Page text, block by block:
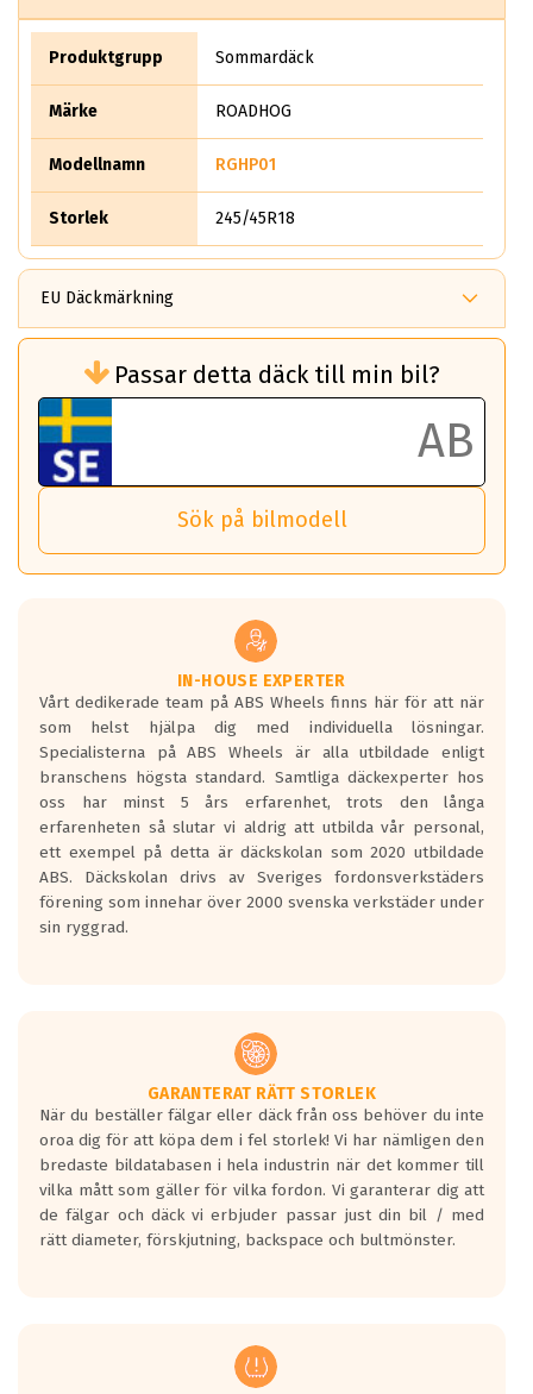
Produktgrupp Sommardäck
Märke ROADHOG
Modellnamn RGHP01
Storlek 245/45R18
EU Däckmärkning
bränsleförbrukningen)
Det ska vara en betygsskala från klass A
till G för rullmotstånd.
Ett klass A däck kommer ha 6,5% bättre
bränsleförbrukning än ett klass G däck.
Det betyder att om man kör 10,000 km,
så sparar man 50 liter bränsle med ett
vilken körstil du använder.
Våtgrepp egenskaper:
Betygsskalan är satt A till F. Där A påvisar
den kortaste bromssträckan och F är den
längsta.
Inga D eller G betyg delas ut för
personbilar och lätta lastbilar.
Betyget sätts efter ett test där däcken
skall bromsa in på en väg där det ligger
0.5-1.5 mm vatten.
I 80km/h kommer skillnaden på
Vid körning i över 50km/h brukar
rullmotståndets ljud överträffa
motorljudet.
På däckmärkningen kommer det finnas
en symbol av ett däck med vågar. Hög
bullernivå markeras med svarta vågor
medans de vita vågorna påvisar om det är
ett tyst däck.
regelverket som introduceras år 2016.
Ett däck med två svarta vågor är redan
Passar detta däck till min bil?
Sök på bilmodell
IN-HOUSE EXPERTER
Vårt dedikerade team på ABS Wheels finns här för att när
som helst hjälpa dig med individuella lösningar.
Specialisterna på ABS Wheels är alla utbildade enligt
branschens högsta standard. Samtliga däckexperter hos
oss har minst 5 års erfarenhet, trots den långa
erfarenheten så slutar vi aldrig att utbilda vår personal,
ett exempel på detta är däckskolan som 2020 utbildade
ABS. Däckskolan drivs av Sveriges fordonsverkstäders
förening som innehar över 2000 svenska verkstäder under
sin ryggrad.
GARANTERAT RÄTT STORLEK
När du beställer fälgar eller däck från oss behöver du inte
oroa dig för att köpa dem i fel storlek! Vi har nämligen den
bredaste bildatabasen i hela industrin när det kommer till
vilka mått som gäller för vilka fordon. Vi garanterar dig att
de fälgar och däck vi erbjuder passar just din bil / med
rätt diameter, förskjutning, backspace och bultmönster.